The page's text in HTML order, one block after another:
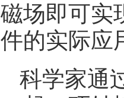
磁场即可实
件的实际应
科学家通